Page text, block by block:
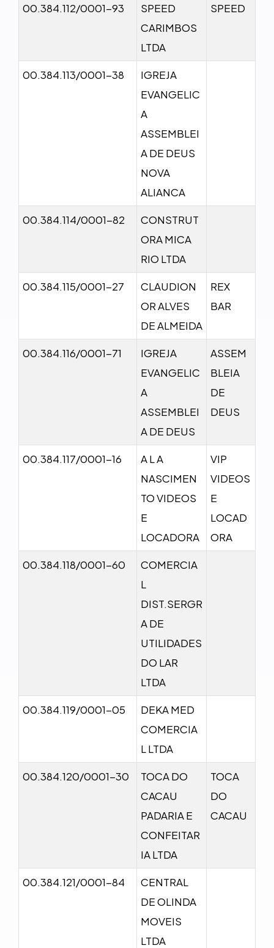
00.384.112/0001-93
SPEED
CARIMBOS
LTDA
SPEED
00.384.113/0001-38
IGREJA
EVANGELIC
A
ASSEMBLEI
A DE DEUS
NOVA
ALIANCA
00.384.114/0001-82
CONSTRUT
ORA MICA
RIO LTDA
00.384.115/0001-27
CLAUDION
OR ALVES
DE ALMEIDA
REX
BAR
00.384.116/0001-71
IGREJA
EVANGELIC
A
ASSEMBLEI
A DE DEUS
ASSEM
BLEIA
DE
DEUS
00.384.117/0001-16
A L A
NASCIMEN
TO VIDEOS
E
LOCADORA
VIP
VIDEOS
E
LOCAD
ORA
00.384.118/0001-60
COMERCIA
L
DIST.SERGR
A DE
UTILIDADES
DO LAR
LTDA
00.384.119/0001-05
DEKA MED
COMERCIA
L LTDA
00.384.120/0001-30
TOCA DO
CACAU
PADARIA E
CONFEITAR
IA LTDA
TOCA
DO
CACAU
00.384.121/0001-84
CENTRAL
DE OLINDA
MOVEIS
LTDA